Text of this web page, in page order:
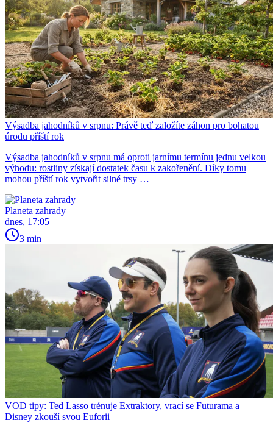
Výsadba jahodníků v srpnu: Právě teď založíte záhon pro bohatou
úrodu příští rok
Výsadba jahodníků v srpnu má oproti jarnímu termínu jednu velkou
výhodu: rostliny získají dostatek času k zakořenění. Díky tomu
mohou příští rok vytvořit silné trsy …
Planeta zahrady
dnes, 17:05
3 min
VOD tipy: Ted Lasso trénuje Extraktory, vrací se Futurama a
Disney zkouší svou Euforii